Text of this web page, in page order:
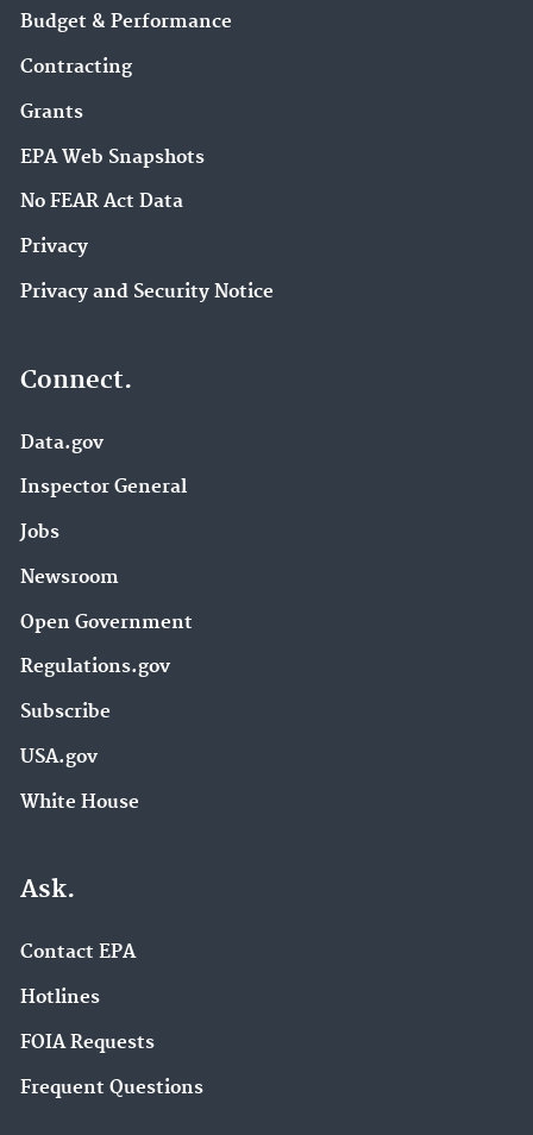
Budget & Performance
Contracting
Grants
EPA Web Snapshots
No FEAR Act Data
Privacy
Privacy and Security Notice
Connect.
Data.gov
Inspector General
Jobs
Newsroom
Open Government
Regulations.gov
Subscribe
USA.gov
White House
Ask.
Contact EPA
Hotlines
FOIA Requests
Frequent Questions